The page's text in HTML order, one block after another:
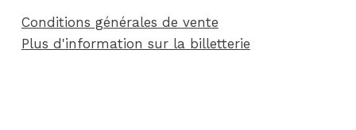
Conditions générales de vente
Plus d'information sur la billetterie